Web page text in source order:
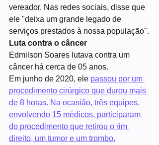
vereador. Nas redes sociais, disse que
ele "deixa um grande legado de
serviços prestados à nossa população".
Luta contra o câncer
Edmilson Soares lutava contra um
câncer há cerca de 05 anos.
Em junho de 2020, ele passou por um
procedimento cirúrgico que durou mais
de 8 horas. Na ocasião, três equipes,
envolvendo 15 médicos, participaram
do procedimento que retirou o rim
direito, um tumor e um trombo.